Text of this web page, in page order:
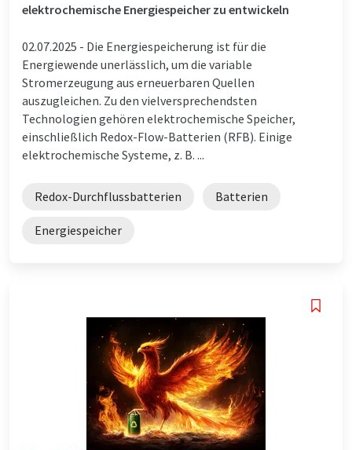
elektrochemische Energiespeicher zu entwickeln
02.07.2025 - Die Energiespeicherung ist für die
Energiewende unerlässlich, um die variable
Stromerzeugung aus erneuerbaren Quellen
auszugleichen. Zu den vielversprechendsten
Technologien gehören elektrochemische Speicher,
einschließlich Redox-Flow-Batterien (RFB). Einige
elektrochemische Systeme, z. B. ...
Redox-Durchflussbatterien Batterien
Energiespeicher